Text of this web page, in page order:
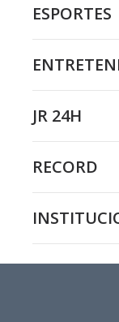
ESPORTES
JR 24H
RECORD